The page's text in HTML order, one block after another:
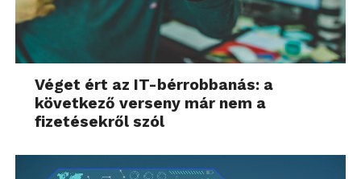
Véget ért az IT-bérrobbanás: a
következő verseny már nem a
fizetésekről szól